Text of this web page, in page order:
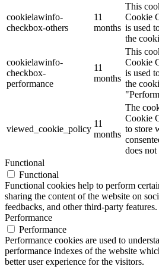
cookielawinfo-
checkbox-others
11
months
This
Cookie
is used
the
cookielawinfo-
checkbox-
performance
11
months
This
Cookie
is used
the
viewed_cookie_policy
11
months
The
Cookie
to store
does not
Functional
Functional
Functional cookies help to perform
sharing the content of the website on
feedbacks, and other third-party features.
Performance
Performance
Performance cookies are used to
performance indexes of the website
better user experience for the visitors.